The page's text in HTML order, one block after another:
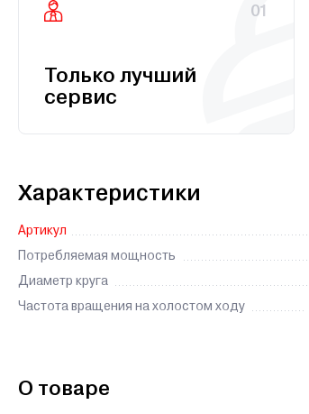
01
Только лучший
сервис
Характеристики
Артикул
Потребляемая мощность
Диаметр круга
Частота вращения на холостом ходу
О товаре